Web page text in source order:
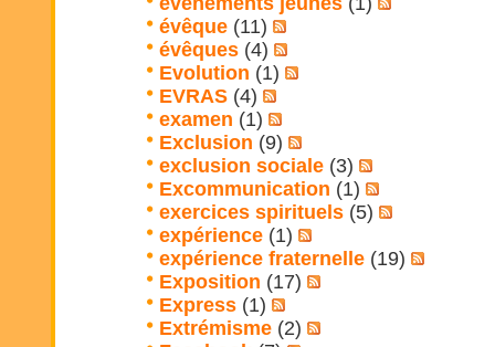
évêque (11)
évêques (4)
Evolution (1)
EVRAS (4)
examen (1)
Exclusion (9)
exclusion sociale (3)
Excommunication (1)
exercices spirituels (5)
expérience (1)
expérience fraternelle (19)
Exposition (17)
Express (1)
Extrémisme (2)